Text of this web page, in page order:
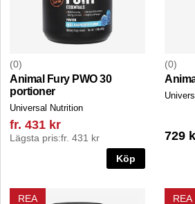
0
Animal Fury PWO 30
portioner
Universal Nutrition
fr. 431 kr
Lägsta pris:fr. 431 kr
Köp
0
729
REA REA